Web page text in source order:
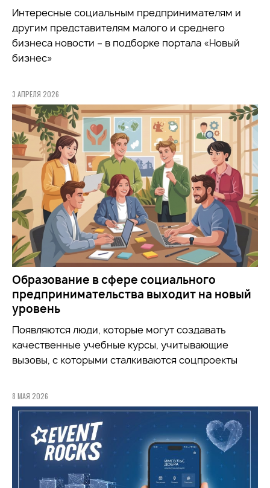
Интересные социальным предпринимателям и
другим представителям малого и среднего
бизнеса новости – в подборке портала «Новый
бизнес»
3 АПРЕЛЯ 2026
Образование в сфере социального
предпринимательства выходит на новый
уровень
Появляются люди, которые могут создавать
качественные учебные курсы, учитывающие
вызовы, с которыми сталкиваются соцпроекты
8 МАЯ 2026